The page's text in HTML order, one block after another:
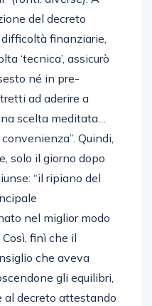
del decreto
finanziarie,
‘tecnica’, assicurò
né in pre-
ad aderire a
scelta meditata…
Quindi,
solo il giorno dopo
“il ripiano del
nel miglior modo
finì che il
che aveva
gli equilibri,
al decreto attestando